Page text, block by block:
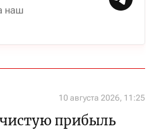
наш
10 августа 2026, 11:25
прибыль